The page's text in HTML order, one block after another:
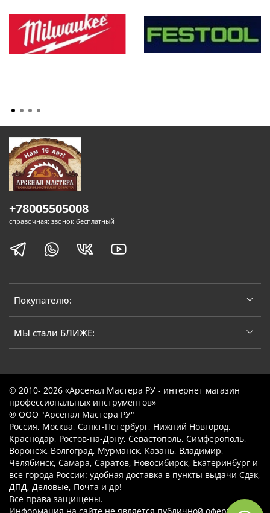
Покупателю:
МЫ стали БЛИЖЕ:
+78005505008
справочная: звонок бесплатный
© 2010- 2026 «Арсенал Мастера РУ - интернет магазин
профессиональных инструментов»
® ООО "Арсенал Мастера РУ"
Россия, Москва, Санкт-Петербург, Нижний Новгород,
Краснодар, Ростов-на-Дону, Севастополь, Симферополь,
Воронеж, Волгоград, Мурманск, Казань, Владимир,
Челябинск, Самара, Саратов, Новосибирск, Екатеринбург и
все города России: удобная доставка в пункты выдачи Сдэк,
ДПД, Деловые, Почта и др!
Все права защищены.